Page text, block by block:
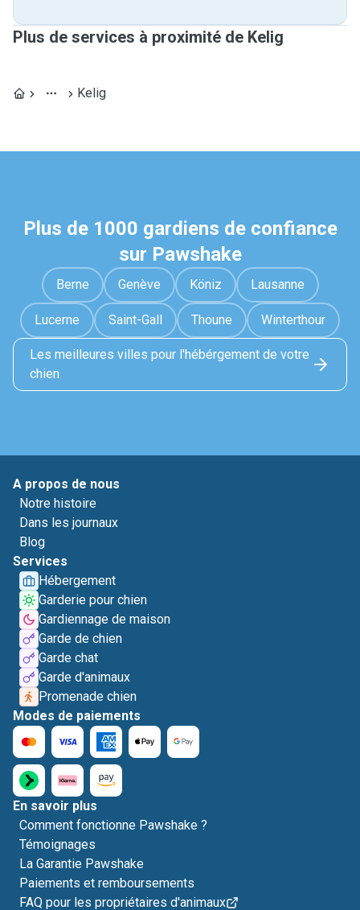
Plus de services à proximité de Kelig
Kelig
Plus de 1000 gardiens de confiance
sur Pawshake
Berne Genève Köniz Lausanne
Lucerne Saint-Gall Thoune Winterthour
Les meilleures villes pour l'hébérgement de votre
chien
A propos de nous
Notre histoire
Dans les journaux
Blog
Services
Hébergement
Garderie pour chien
Gardiennage de maison
Garde de chien
Garde chat
Garde d'animaux
Promenade chien
Modes de paiements
En savoir plus
Comment fonctionne Pawshake ?
Témoignages
La Garantie Pawshake
Paiements et remboursements
FAQ pour les propriétaires d'animaux